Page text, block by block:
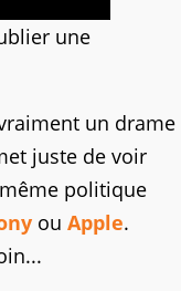
une
un drame
juste de voir
politique
ou Apple.